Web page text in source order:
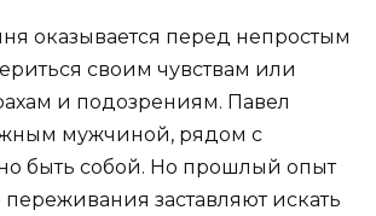
оказывается перед непростым
своим чувствам или
и подозрениям. Павел
мужчиной, рядом с
быть собой. Но прошлый опыт
заставляют искать